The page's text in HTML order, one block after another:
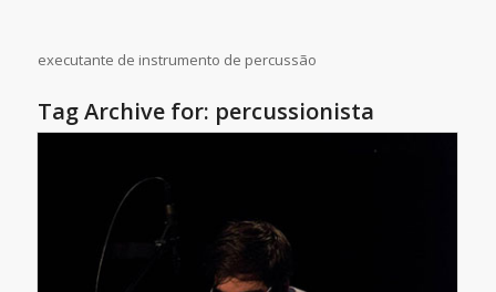
executante de instrumento de percussão
Tag Archive for: percussionista